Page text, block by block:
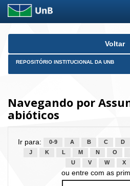
Skip
Voltar
REPOSITÓRIO INSTITUCIONAL DA UNB
Navegando por
abióticos
Ir para: 0-9 A B C D
J
K L M N O
U
V W X
ou entre com as